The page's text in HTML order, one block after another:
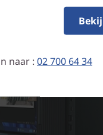
naar : 02 700 64 34